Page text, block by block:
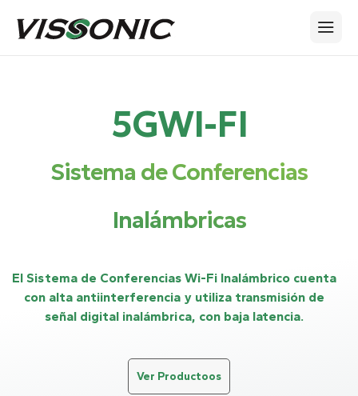
5GWI-FI
Sistema de Conferencias
Inalámbricas
El Sistema de Conferencias Wi-Fi Inalámbrico cuenta
con alta antiinterferencia y utiliza transmisión de
señal digital inalámbrica, con baja latencia.
Ver Productoos